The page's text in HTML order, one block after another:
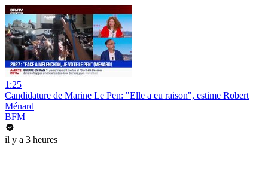
1:25
Candidature de Marine Le Pen: "Elle a eu raison", estime Robert
Ménard
BFM
il y a 3 heures